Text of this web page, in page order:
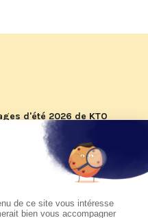
d'été 2026 de KTO
du pape Léon